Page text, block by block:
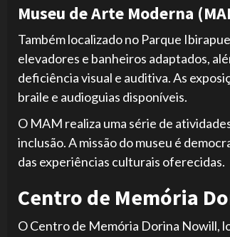
Museu de Arte Moderna
Também localizado no Parque
elevadores e banheiros adaptados,
deficiência visual e auditiva. As
braile e audioguias disponíveis.
O MAM realiza uma série de
inclusão. A missão do museu é
das experiências culturais oferecidas.
Centro de Memória
O Centro de Memória Dorina Nowill,